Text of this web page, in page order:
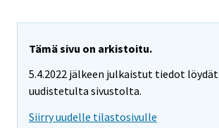
Tämä sivu on arkistoitu.
5.4.2022 jälkeen julkaistut tiedot löydät
uudistetulta sivustolta.
Siirry uudelle tilastosivulle